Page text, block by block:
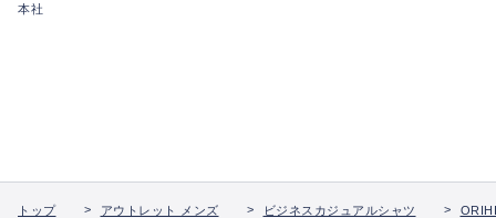
本社
トップ アウトレット メンズ ビジネスカジュアルシャツ